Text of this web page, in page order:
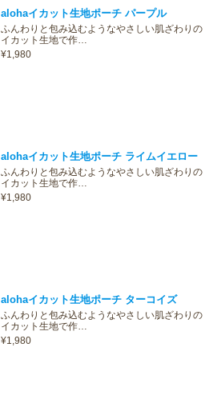
alohaイカット生地ポーチ パープル
ふんわりと包み込むようなやさしい肌ざわりの
イカット生地で作…
¥1,980
alohaイカット生地ポーチ ライムイエロー
ふんわりと包み込むようなやさしい肌ざわりの
イカット生地で作…
¥1,980
alohaイカット生地ポーチ ターコイズ
ふんわりと包み込むようなやさしい肌ざわりの
イカット生地で作…
¥1,980